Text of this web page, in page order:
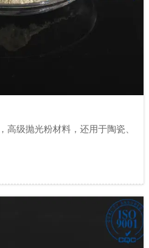
高级抛光粉材料，还用于陶瓷、